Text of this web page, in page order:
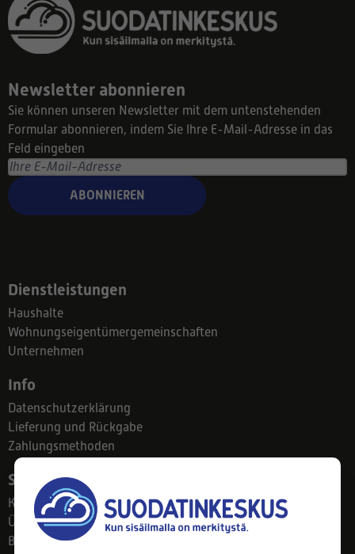
Newsletter abonnieren
Sie können unseren Newsletter mit dem untenstehenden
Formular abonnieren, indem Sie Ihre E-Mail-Adresse in das
Feld eingeben
ABONNIEREN
Dienstleistungen
Haushalte
Wohnungseigentümergemeinschaften
Unternehmen
Info
Datenschutzerklärung
Lieferung und Rückgabe
Zahlungsmethoden
Suodatinkeskus
Kontakt
Über uns
Blog